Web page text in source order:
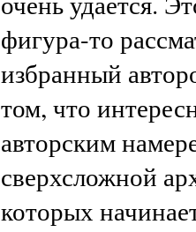
фигура-то
избранный
том, что
авторским
сверхсложной
которых